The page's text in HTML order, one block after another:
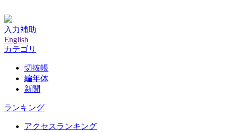
入力補助
English
カテゴリ
切抜帳
編年体
新聞
ランキング
アクセスランキング